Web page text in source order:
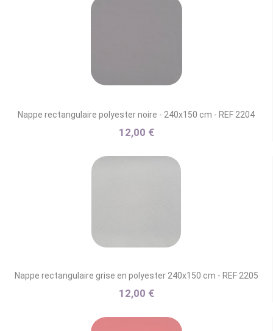
Nappe rectangulaire polyester noire - 240x150 cm - REF 2204
12,00 €
Nappe rectangulaire grise en polyester 240x150 cm - REF 2205
12,00 €